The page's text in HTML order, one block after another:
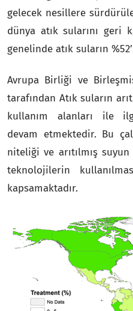
gelecek nesillere
dünya atık sularını geri
genelinde atık suların
Avrupa Birliği ve
tarafından Atık suların
kullanım alanları ile
devam etmektedir. Bu
niteliği ve arıtılmış
teknolojilerin
kapsamaktadır.